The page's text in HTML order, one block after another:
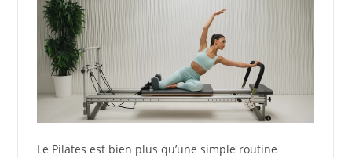
Le Pilates est bien plus qu’une simple routine